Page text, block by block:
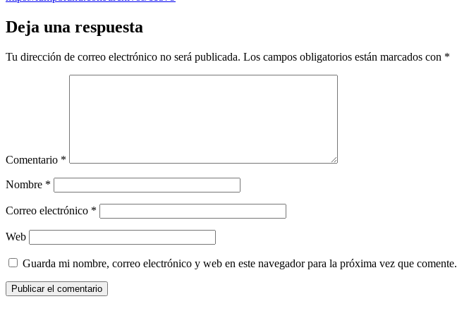
Deja una respuesta
Tu dirección de correo electrónico no será publicada. Los campos obligatorios están marcados con *
Comentario *
Nombre *
Correo electrónico *
Web
Guarda mi nombre, correo electrónico y web en este navegador para la próxima vez que comente.